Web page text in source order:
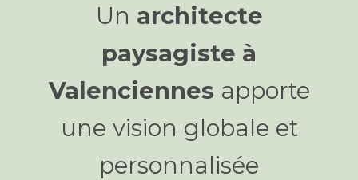
Un architecte
paysagiste à
Valenciennes apporte
une vision globale et
personnalisée